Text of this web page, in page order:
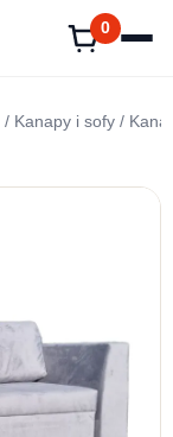
0
/ Kanapy i sofy /